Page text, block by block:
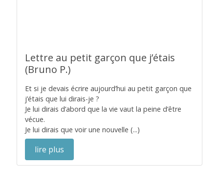
Lettre au petit garçon que j’étais
(Bruno P.)
Et si je devais écrire aujourd’hui au petit garçon que
j’étais que lui dirais-je ?
Je lui dirais d’abord que la vie vaut la peine d’être
vécue.
Je lui dirais que voir une nouvelle (...)
lire plus